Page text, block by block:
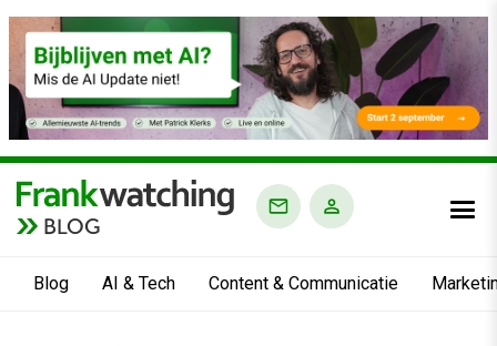
BLOG
Blog AI & Tech Content & Communicatie